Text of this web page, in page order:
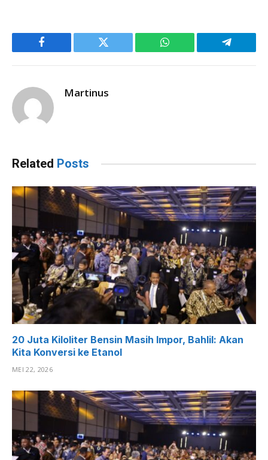
Facebook Twitter WhatsApp Telegram
Martinus
Related Posts
20 Juta Kiloliter Bensin Masih Impor, Bahlil: Akan
Kita Konversi ke Etanol
MEI 22, 2026